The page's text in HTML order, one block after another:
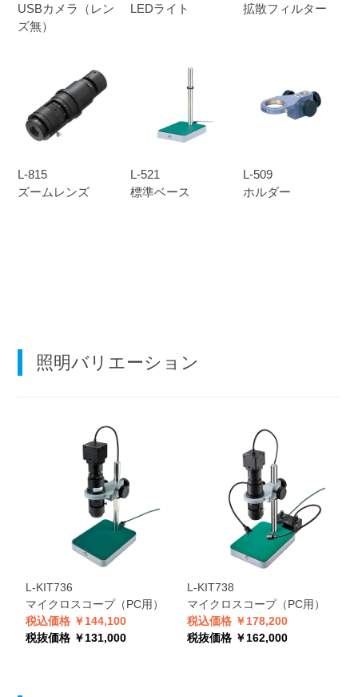
USBカメラ（レン
ズ無）
LEDライト
拡散フィルター
L-815
ズームレンズ
L-521
標準ベース
L-509
ホルダー
照明バリエーション
L-KIT736
マイクロスコープ（PC用）
税込価格 ￥144,100
税抜価格 ￥131,000
L-KIT738
マイクロスコープ（PC用）
税込価格 ￥178,200
税抜価格 ￥162,000